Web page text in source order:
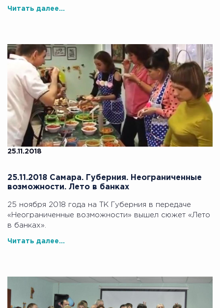
Читать далее...
25.11.2018
25.11.2018 Самара. Губерния. Неограниченные
возможности. Лето в банках
25 ноября 2018 года на ТК Губерния в передаче
«Неограниченные возможности» вышел сюжет «Лето
в банках».
Читать далее...